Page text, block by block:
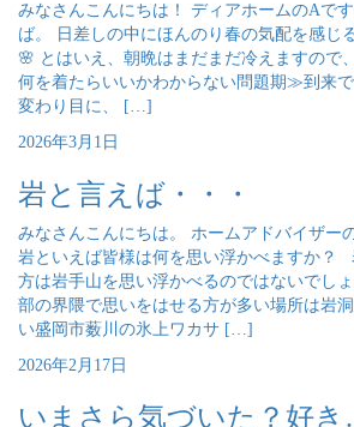
みなさんこんにちは！ ディアホームのAで
ば。 日差しの中にほんのり春の気配を感じ
🌸 とはいえ、朝晩はまだまだ冷えますので
何を着たらいいかわからない問題期≫到来
変わり目に、 […]
2026年3月1日
岩と言えば・・・
みなさんこんにちは。 ホームアドバイザー
岩といえば皆様は何を思い浮かべますか？
方は岩手山を思い浮かべるのではないでし
部の界隈で思いをはせる方が多い場所は
い盛岡市薮川の氷上ワカサ […]
2026年2月17日
いまさら気づいた？好き